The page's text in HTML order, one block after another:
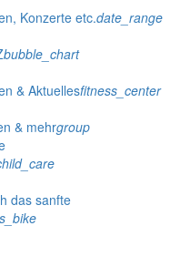
Konzerte etc.date_range
bubble_chart
& Aktuellesfitness_center
& mehrgroup
das sanfte